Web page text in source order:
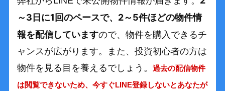
～3日に1回のペースで、2～5件ほどの物件情
報を配信していますので、物件を購入できるチ
ャンスが広がります。また、投資初心者の方は
物件を見る目を養えるでしょう。 過去の配信物件
は閲覧できないため、今すぐLINE登録しないとあなたが